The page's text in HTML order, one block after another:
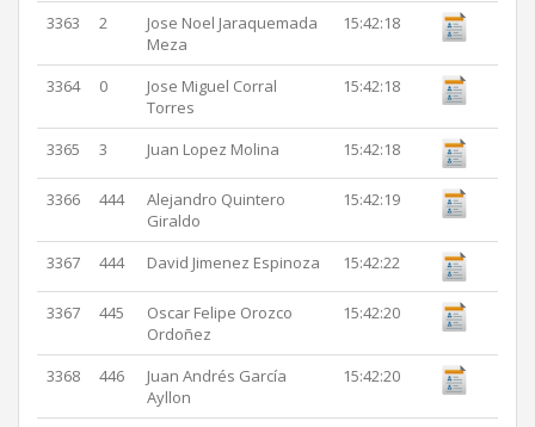
3363 2
Jose Noel Jaraquemada
Meza
15:42:18
3364 0
Jose Miguel Corral
Torres
15:42:18
3365 3 Juan Lopez Molina 15:42:18
3366 444
Alejandro Quintero
Giraldo
15:42:19
3367 444 David Jimenez Espinoza 15:42:22
3367 445
Oscar Felipe Orozco
Ordoñez
15:42:20
3368 446
Juan Andrés García
Ayllon
15:42:20